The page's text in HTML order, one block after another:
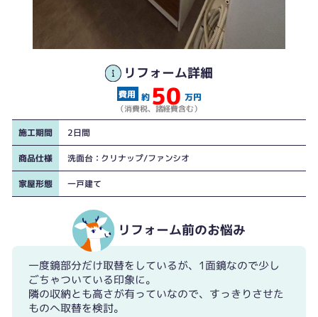
リフォーム詳細
約 50 万円
（消費税、諸経費含む）
施工期間 2日間
商品仕様 洗面台：クリナップ/ファンシオ
家屋形態 一戸建て
リフォーム前のお悩み
一度鏡部分だけ取替をしているが、1面鏡なので少し
ごちゃついている印象に。
隣の収納とも高さが有っていなので、すっきりさせた
ものへ取替を検討。